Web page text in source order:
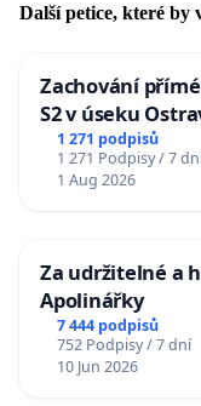
Další petice, které by
Zachování
S2 v úseku
u Jablunkova
1 271 podpisů
1 271 Podpisy / 7
1 Aug 2026
Za udržitelné a
Apolinářky
7 444 podpisů
752 Podpisy / 7 dní
10 Jun 2026